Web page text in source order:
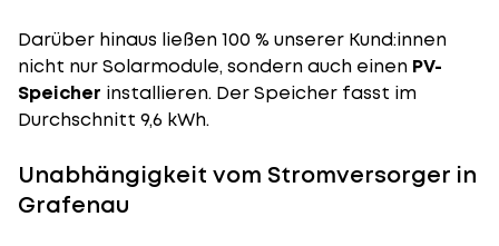
Darüber hinaus ließen 100 % unserer Kund:innen
nicht nur Solarmodule, sondern auch einen PV-
Speicher installieren. Der Speicher fasst im
Durchschnitt 9,6 kWh.
Unabhängigkeit vom Stromversorger in
Grafenau